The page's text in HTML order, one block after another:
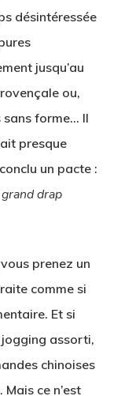
désintéressée
jusqu’au
ou,
sans forme… Il
presque
un pacte :
drap
prenez un
comme si
Et si
assorti,
chinoises
ce n’est